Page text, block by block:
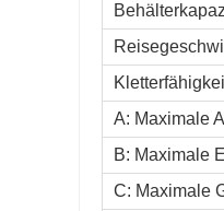
A: Maximale
B: Maximale
C: Maximale